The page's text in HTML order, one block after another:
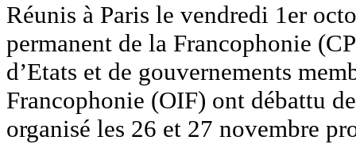
Réunis à Paris le vendredi 1er
permanent de la Francophonie
d’Etats et de gouvernements
Francophonie (OIF) ont débattu
organisé les 26 et 27 novembre